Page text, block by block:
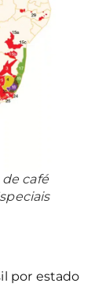
café
por estado